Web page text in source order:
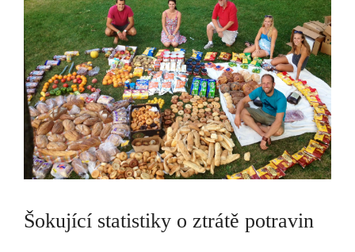
Šokující statistiky o ztrátě potravin